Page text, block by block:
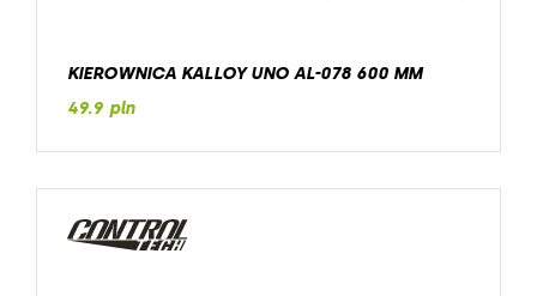
KIEROWNICA KALLOY UNO AL-078 600 MM
49.9 pln